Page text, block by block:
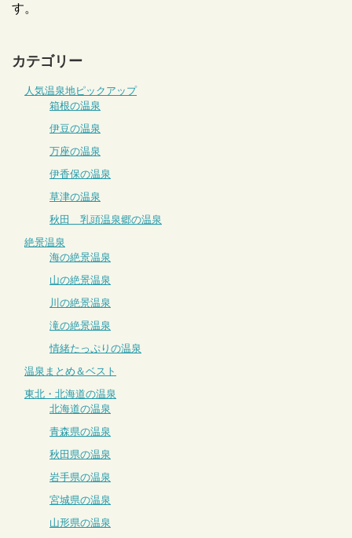
す。
カテゴリー
人気温泉地ピックアップ
箱根の温泉
伊豆の温泉
万座の温泉
伊香保の温泉
草津の温泉
秋田 乳頭温泉郷の温泉
絶景温泉
海の絶景温泉
山の絶景温泉
川の絶景温泉
滝の絶景温泉
情緒たっぷりの温泉
温泉まとめ＆ベスト
東北・北海道の温泉
北海道の温泉
青森県の温泉
秋田県の温泉
岩手県の温泉
宮城県の温泉
山形県の温泉